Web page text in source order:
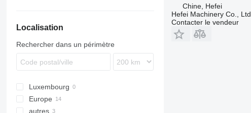
Localisation
Rechercher dans un périmètre
Luxembourg
Europe
Pays-Bas
autres
Chine, Hefei
Hefei Machinery Co., Ltd
Contacter le vendeur